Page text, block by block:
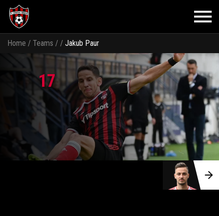
Home / Teams / / Jakub Paur
17